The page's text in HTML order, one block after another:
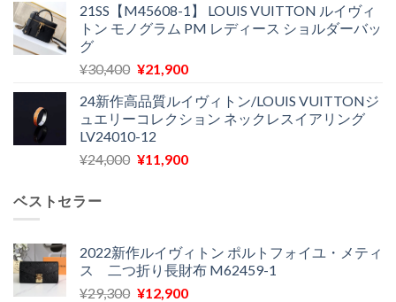
で
し
¥18,300
で
価
格
¥27,200
し
た。
の
価
は
で
す。
21SS【M45608-1】 LOUIS VUITTON ルイヴィ
トン モノグラム PM レディース ショルダーバッ
グ
¥30,400 元
価
格
は
¥30,400
¥21,900現
の
価
は
24新作高品質ルイヴィトン/LOUIS VUITTONジ
ュエリーコレクション ネックレスイアリング
LV24010-12
¥24,000 元
¥24,000
で
し
¥11,900現
は
¥11,900
で
ベストセラー
2022新作ルイヴィトン ポルトフォイユ・メティ
ス 二つ折り長財布 M62459-1
¥29,300 元
¥12,900現